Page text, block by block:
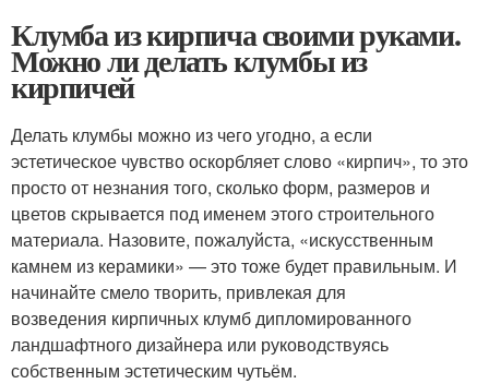
Клумба из кирпича своими руками.
Можно ли делать клумбы из
кирпичей
Делать клумбы можно из чего угодно, а если
эстетическое чувство оскорбляет слово «кирпич», то это
просто от незнания того, сколько форм, размеров и
цветов скрывается под именем этого строительного
материала. Назовите, пожалуйста, «искусственным
камнем из керамики» — это тоже будет правильным. И
начинайте смело творить, привлекая для
возведения кирпичных клумб дипломированного
ландшафтного дизайнера или руководствуясь
собственным эстетическим чутьём.